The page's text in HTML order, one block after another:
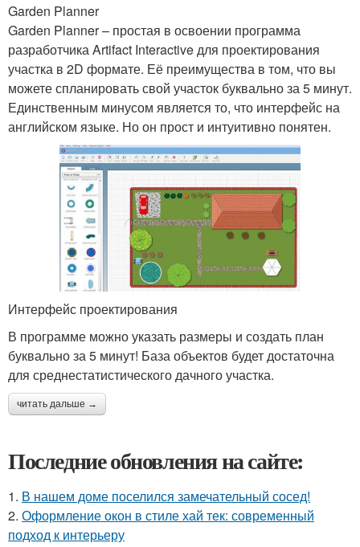
Garden Planner
Garden Planner – простая в освоении программа
разработчика Artifact Interactive для проектирования
участка в 2D формате. Её преимущества в том, что вы
можете спланировать свой участок буквально за 5 минут.
Единственным минусом является то, что интерфейс на
английском языке. Но он прост и интуитивно понятен.
Интерфейс проектирования
В программе можно указать размеры и создать план
буквально за 5 минут! База объектов будет достаточна
для среднестатистического дачного участка.
читать дальше →
Последние обновления на сайте:
1. В нашем доме поселился замечательный сосед!
2. Оформление окон в стиле хай тек: современный
подход к интерьеру